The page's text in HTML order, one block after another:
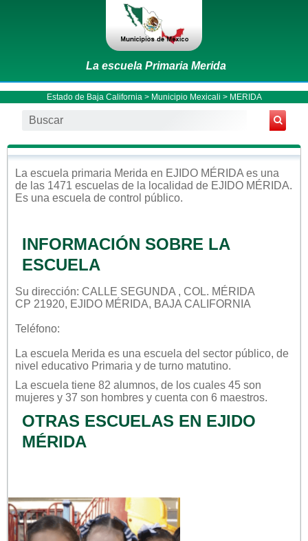
La escuela Primaria Merida
Estado de Baja California > Municipio Mexicali > MERIDA
La escuela primaria Merida en EJIDO MÉRIDA es una
de las 1471 escuelas de la localidad de EJIDO MÉRIDA.
Es una escuela de control público.
INFORMACIÓN SOBRE LA
ESCUELA
Su dirección: CALLE SEGUNDA , COL. MÉRIDA
CP 21920, EJIDO MÉRIDA, BAJA CALIFORNIA
Teléfono:
La escuela Merida es una escuela del sector público, de
nivel educativo Primaria y de turno matutino.
La escuela tiene 82 alumnos, de los cuales 45 son
mujeres y 37 son hombres y cuenta con 6 maestros.
OTRAS ESCUELAS EN EJIDO
MÉRIDA